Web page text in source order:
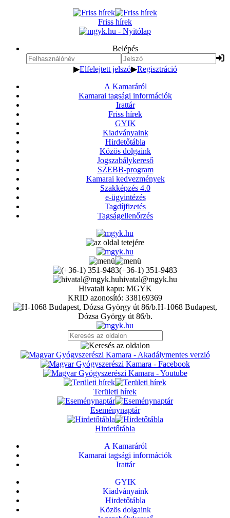
Friss hírek
Belépés
▶Elfelejtett jelszó▶Regisztráció
A Kamaráról
Kamarai tagsági információk
Irattár
Friss hírek
GYIK
Kiadványaink
Hirdetőtábla
Közös dolgaink
Jogszabálykereső
SZEBB-program
Kamarai kedvezmények
Szakképzés 4.0
e-ügyintézés
Tagdíjfizetés
Tagságellenőrzés
(+36-1) 351-9483
hivatal@mgyk.hu
Hivatali kapu: MGYK
KRID azonosító: 338169369
H-1068 Budapest,
Dózsa György út 86/b.
Területi hírek
Eseménynaptár
Hirdetőtábla
A Kamaráról
Kamarai tagsági információk
Irattár
GYIK
Kiadványaink
Hirdetőtábla
Közös dolgaink